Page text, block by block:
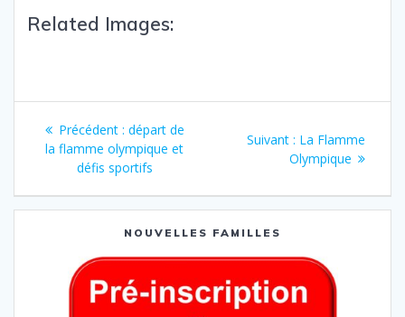
Related Images:
Précédent : départ de
la flamme olympique et
défis sportifs
Suivant : La Flamme
Olympique
NOUVELLES FAMILLES